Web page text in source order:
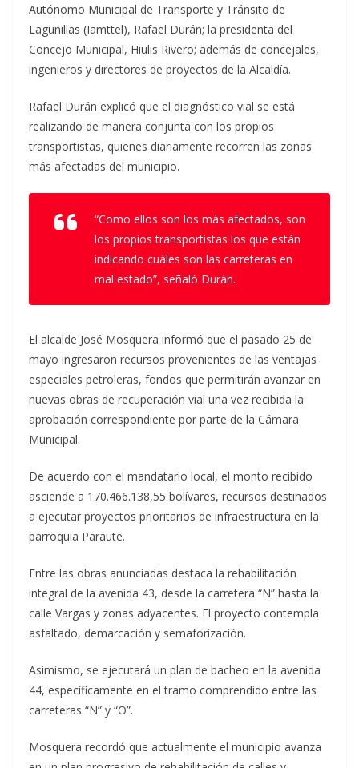
Autónomo Municipal de Transporte y Tránsito de
Lagunillas (Iamttel), Rafael Durán; la presidenta del
Concejo Municipal, Hiulis Rivero; además de concejales,
ingenieros y directores de proyectos de la Alcaldía.
Rafael Durán explicó que el diagnóstico vial se está
realizando de manera conjunta con los propios
transportistas, quienes diariamente recorren las zonas
más afectadas del municipio.
“Como ellos son los más afectados, son
los propios transportistas los que están
indicando cuáles son las carreteras en
mal estado”, señaló Durán.
El alcalde José Mosquera informó que el pasado 25 de
mayo ingresaron recursos provenientes de las ventajas
especiales petroleras, fondos que permitirán avanzar en
nuevas obras de recuperación vial una vez recibida la
aprobación correspondiente por parte de la Cámara
Municipal.
De acuerdo con el mandatario local, el monto recibido
asciende a 170.466.138,55 bolívares, recursos destinados
a ejecutar proyectos prioritarios de infraestructura en la
parroquia Paraute.
Entre las obras anunciadas destaca la rehabilitación
integral de la avenida 43, desde la carretera “N” hasta la
calle Vargas y zonas adyacentes. El proyecto contempla
asfaltado, demarcación y semaforización.
Asimismo, se ejecutará un plan de bacheo en la avenida
44, específicamente en el tramo comprendido entre las
carreteras “N” y “O”.
Mosquera recordó que actualmente el municipio avanza